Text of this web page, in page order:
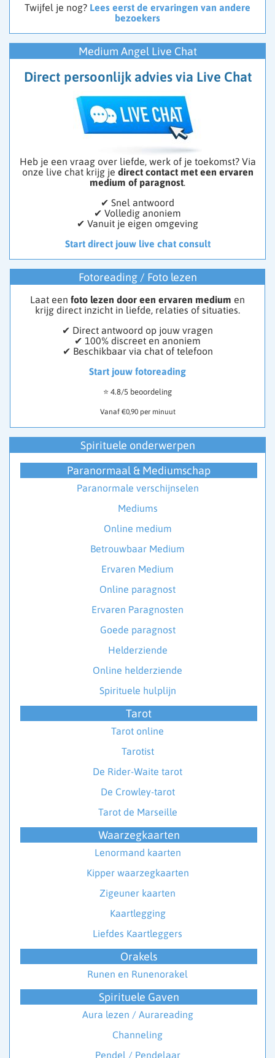
Twijfel je nog? Lees eerst de ervaringen van andere
bezoekers
Medium Angel Live Chat
Direct persoonlijk advies via Live Chat
Heb je een vraag over liefde, werk of je toekomst? Via
onze live chat krijg je direct contact met een ervaren
medium of paragnost.
✔ Snel antwoord
✔ Volledig anoniem
✔ Vanuit je eigen omgeving
Start direct jouw live chat consult
Fotoreading / Foto lezen
Laat een foto lezen door een ervaren medium en
krijg direct inzicht in liefde, relaties of situaties.
✔ Direct antwoord op jouw vragen
✔ 100% discreet en anoniem
✔ Beschikbaar via chat of telefoon
Start jouw fotoreading
⭐ 4.8/5 beoordeling
Vanaf €0,90 per minuut
Spirituele onderwerpen
Paranormaal & Mediumschap
Paranormale verschijnselen
Mediums
Online medium
Betrouwbaar Medium
Ervaren Medium
Online paragnost
Ervaren Paragnosten
Goede paragnost
Helderziende
Online helderziende
Spirituele hulplijn
Tarot
Tarot online
Tarotist
De Rider-Waite tarot
De Crowley-tarot
Tarot de Marseille
Waarzegkaarten
Lenormand kaarten
Kipper waarzegkaarten
Zigeuner kaarten
Kaartlegging
Liefdes Kaartleggers
Orakels
Runen en Runenorakel
Spirituele Gaven
Aura lezen / Aurareading
Channeling
Pendel / Pendelaar